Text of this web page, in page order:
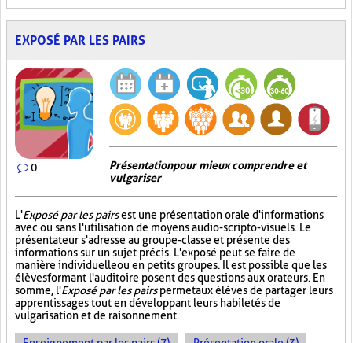
EXPOSÉ PAR LES PAIRS
0
Présentation pour mieux comprendre et
vulgariser
L'Exposé par les pairsest une présentation orale d'informations
avec ou sans l'utilisation de moyens audio-scripto-visuels. Le
présentateur s'adresse au groupe-classe et présente des
informations sur un sujet précis. L'exposé peut se faire de
manière individuelle ou en petits groupes. Il est possible que les
élèves formant l'auditoire posent des questions aux orateurs. En
somme, l'Exposé par les pairspermet aux élèves de partager leurs
apprentissages tout en développant leurs habiletés de
vulgarisation et de raisonnement.